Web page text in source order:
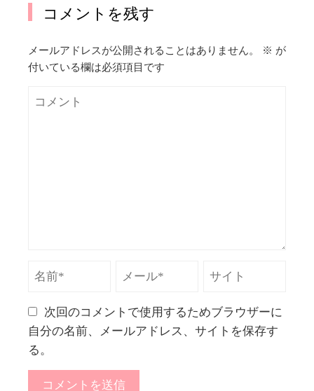
コメントを残す
メールアドレスが公開されることはありません。 ※ が
付いている欄は必須項目です
次回のコメントで使用するためブラウザーに
自分の名前、メールアドレス、サイトを保存す
る。